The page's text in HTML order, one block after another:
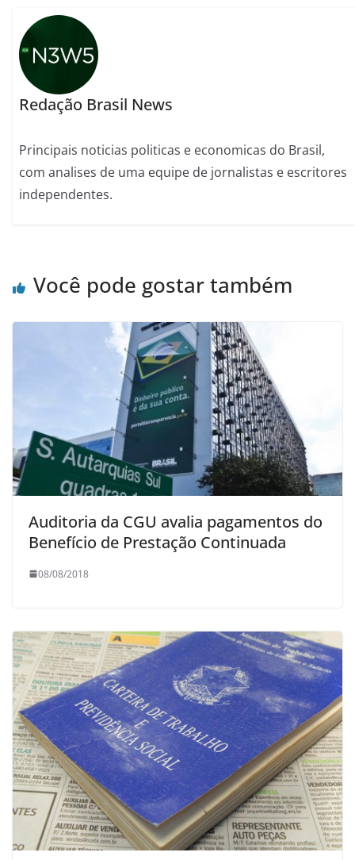
Redação Brasil News
Principais noticias politicas e economicas do Brasil,
com analises de uma equipe de jornalistas e escritores
independentes.
Você pode gostar também
Auditoria da CGU avalia pagamentos do
Benefício de Prestação Continuada
08/08/2018